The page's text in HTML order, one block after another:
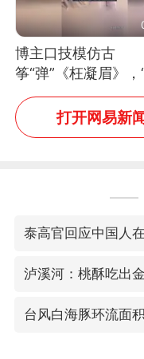
博主口技模仿古
筝“弹”《枉凝眉》，
像了～你是吃古筝
吗？”“或将成为首
不带古筝的选手。”
打开网易新